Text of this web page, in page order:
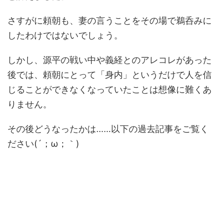
さすがに頼朝も、妻の言うことをその場で鵜呑みに
したわけではないでしょう。
しかし、源平の戦い中や義経とのアレコレがあった
後では、頼朝にとって「身内」というだけで人を信
じることができなくなっていたことは想像に難くあ
りません。
その後どうなったかは……以下の過去記事をご覧く
ださい(´；ω；｀)